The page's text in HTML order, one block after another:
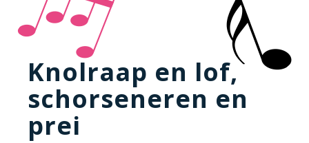
Knolraap en lof,
schorseneren en
prei